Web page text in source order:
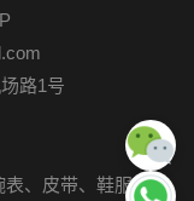
路1号
、皮带、鞋服首饰